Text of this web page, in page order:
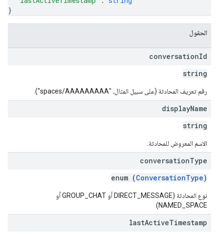
}
الحقول
conversationId
string
رقم تعريف المحادثة (على سبيل المثال، "spaces/AAAAAAAAA").
displayName
string
الاسم المعروض للمحادثة.
conversationType
enum (ConversationType)
نوع المحادثة (DIRECT_MESSAGE أو GROUP_CHAT أو
NAMED_SPACE)
lastActiveTimestamp